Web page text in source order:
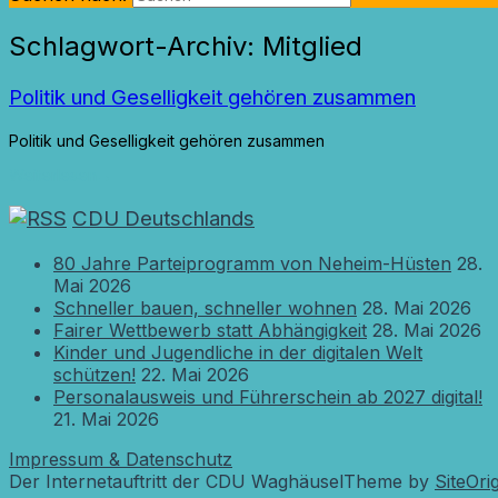
Schlagwort-Archiv: Mitglied
Politik und Geselligkeit gehören zusammen
Politik und Geselligkeit gehören zusammen
CDU Deutschlands
80 Jahre Parteiprogramm von Neheim-Hüsten 28.
Mai 2026
Schneller bauen, schneller wohnen 28. Mai 2026
Fairer Wettbewerb statt Abhängigkeit 28. Mai 2026
Kinder und Jugendliche in der digitalen Welt
schützen! 22. Mai 2026
Personalausweis und Führerschein ab 2027 digital!
21. Mai 2026
Impressum & Datenschutz
Der Internetauftritt der CDU WaghäuselTheme by